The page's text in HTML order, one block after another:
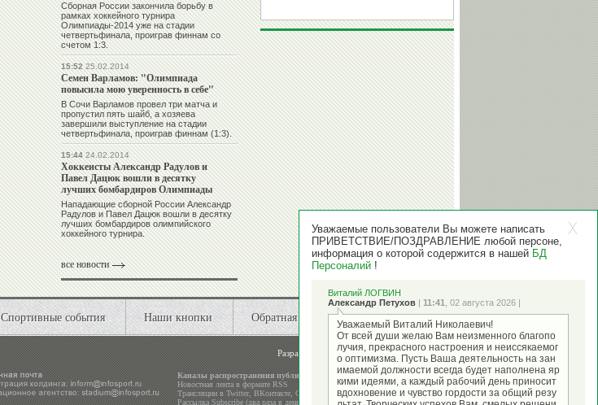
Сборная России закончила борьбу в
рамках хоккейного турнира
Олимпиады-2014 уже на стадии
четвертьфинала, проиграв финнам со
счетом 1:3.
15:5225.02.2014
Семен Варламов: "Олимпиада
повысила мою уверенность в себе"
В Сочи Варламов провел три матча и
пропустил пять шайб, а хозяева
завершили выступление на стадии
четвертьфинала, проиграв финнам (1:3).
15:4424.02.2014
Хоккеисты Александр Радулов и
Павел Дацюк вошли в десятку
лучших бомбардиров Олимпиады
Нападающие сборной РоссииАлександр
РадуловиПавел Дацюквошли в десятку
лучших бомбардиров олимпийского
хоккейного турнира.
все новости
Спортивные события Наши кнопки Обратная связь
Разработка и поддержкаООО "Стадион"
Каналы распространения публикаций
Новостная лента в формате RSS
Трансляции вTwitter,ВКонтакте,Google+
Рассылка Subscribe (два раза в день)
Уважаемые пользователи Вы можете написать
ПРИВЕТСТВИЕ/ПОЗДРАВЛЕНИЕ любой персоне,
информация о которой содержится в нашей БД
Персоналий !
Виталий ЛОГВИН
Александр Петухов | 11:41 , 02 августа 2026 |
Уважаемый Виталий Николаевич!
От всей души желаю Вам неизменного благопо
лучия, прекрасного настроения и неиссякаемог
о оптимизма. Пусть Ваша деятельность на зан
имаемой должности всегда будет наполнена яр
кими идеями, а каждый рабочий день приносит
вдохновение и чувство гордости за общий резу